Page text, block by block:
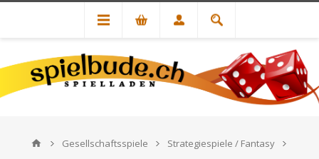
Gesellschaftsspiele
Strategiespiele / Fantasy